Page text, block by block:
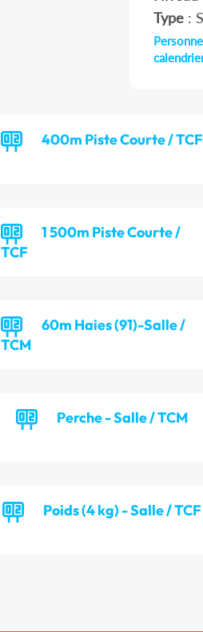
Type:
400m Piste Courte / TCF
1 500m Piste Courte /
TCF
60m Haies (91)-Salle /
TCM
Perche - Salle / TCM
Poids (4 kg) - Salle / TCF